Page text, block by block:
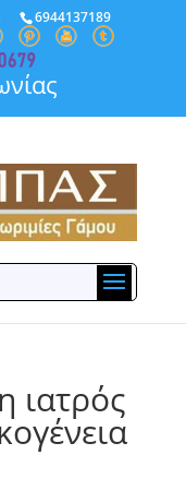
6944137189
ιατρός